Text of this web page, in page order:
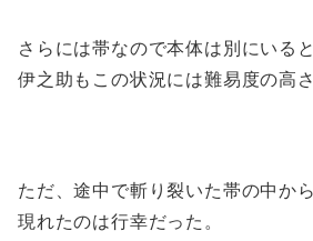
さらには帯なので本体は別にい
伊之助もこの状況には難易度の高
ただ、途中で斬り裂いた帯の中か
現れたのは行幸だった。